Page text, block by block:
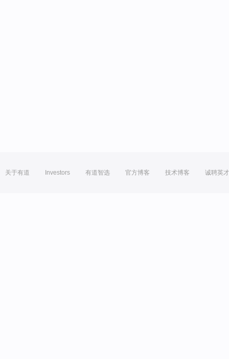
关于有道 Investors 有道智选 官方博客 技术博客 诚聘英才